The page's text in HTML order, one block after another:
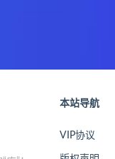
本站导航
VIP协议